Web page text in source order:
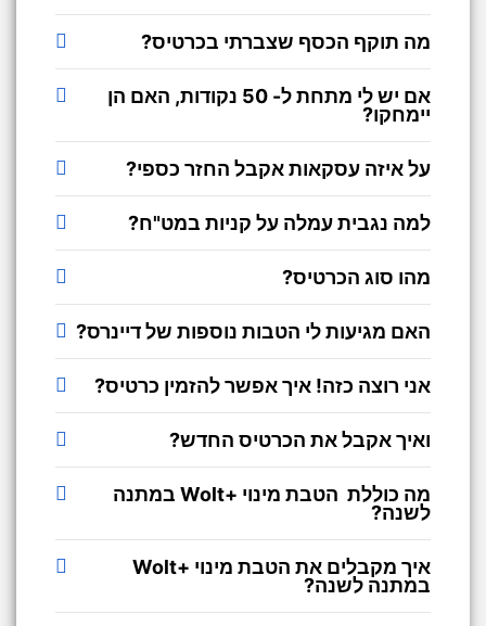
מה תוקף הכסף שצברתי בכרטיס?
אם יש לי מתחת ל- 50 נקודות, האם הן
יימחקו?
על איזה עסקאות אקבל החזר כספי?
למה נגבית עמלה על קניות במט"ח?
מהו סוג הכרטיס?
האם מגיעות לי הטבות נוספות של דיינרס?
אני רוצה כזה! איך אפשר להזמין כרטיס?
ואיך אקבל את הכרטיס החדש?
מה כוללת הטבת מינוי +Wolt במתנה
לשנה?
איך מקבלים את הטבת מינוי +Wolt
במתנה לשנה?